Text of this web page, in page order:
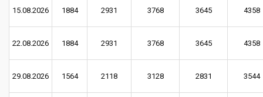
15.08.2026 1884 2931 3768 3645 4358
22.08.2026 1884 2931 3768 3645 4358
29.08.2026 1564 2118 3128 2831 3544